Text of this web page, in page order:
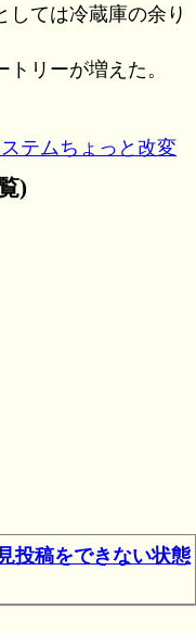
しては冷蔵庫の余り
リーが増えた。
テムちょっと改変
)
投稿をできない状態